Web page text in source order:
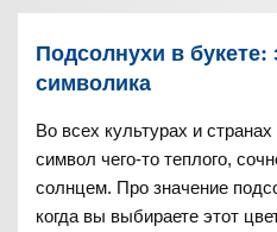
Подсолнухи в букете:
символика
Во всех культурах и
символ чего-то теплого,
солнцем. Про значение
когда вы выбираете этот